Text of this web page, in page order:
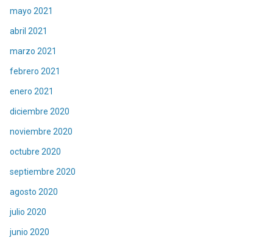
mayo 2021
abril 2021
marzo 2021
febrero 2021
enero 2021
diciembre 2020
noviembre 2020
octubre 2020
septiembre 2020
agosto 2020
julio 2020
junio 2020